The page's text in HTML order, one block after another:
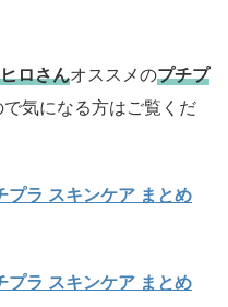
ロさんオススメのプチプ
気になる方はご覧くだ
ラ スキンケア まとめ
ラ スキンケア まとめ